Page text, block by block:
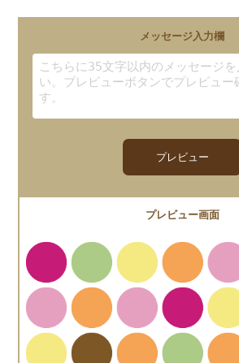
メッセージ入力欄
プレビュー
プレビュー画面